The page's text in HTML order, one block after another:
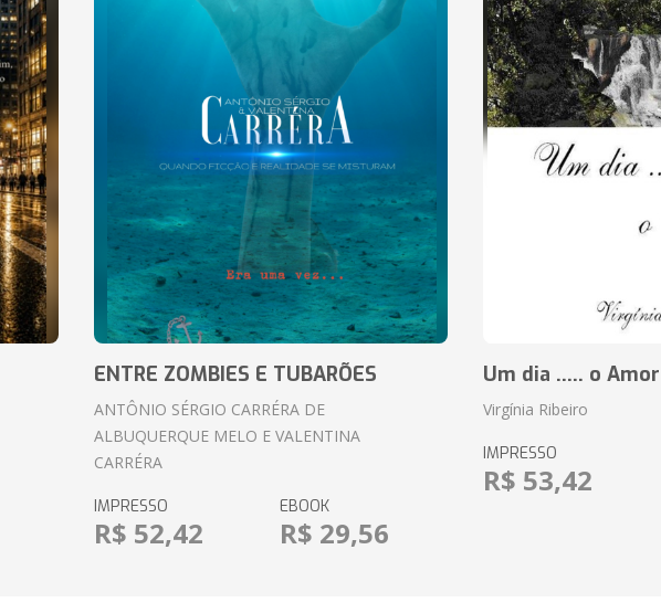
ENTRE ZOMBIES E TUBARÕES
ANTÔNIO SÉRGIO CARRÉRA DE
ALBUQUERQUE MELO E VALENTINA
CARRÉRA
IMPRESSO
R$ 52,42
EBOOK
R$ 29,56
Um dia ..... o Amor
Virgínia Ribeiro
IMPRESSO
R$ 53,42